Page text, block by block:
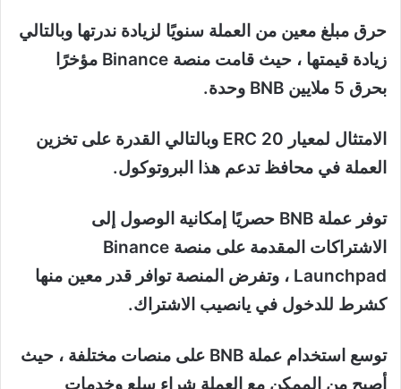
حرق مبلغ معين من العملة سنويًا لزيادة ندرتها وبالتالي
زيادة قيمتها ، حيث قامت منصة Binance مؤخرًا
بحرق 5 ملايين BNB وحدة.
الامتثال لمعيار ERC 20 وبالتالي القدرة على تخزين
العملة في محافظ تدعم هذا البروتوكول.
توفر عملة BNB حصريًا إمكانية الوصول إلى
الاشتراكات المقدمة على منصة Binance
Launchpad ، وتفرض المنصة توافر قدر معين منها
كشرط للدخول في يانصيب الاشتراك.
توسع استخدام عملة BNB على منصات مختلفة ، حيث
أصبح من الممكن مع العملة شراء سلع وخدمات